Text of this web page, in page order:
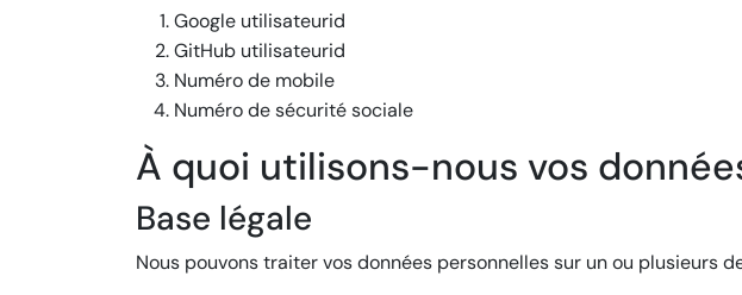
Google utilisateurid
GitHub utilisateurid
Numéro de mobile
Numéro de sécurité sociale
À quoi utilisons-nous vos
Base légale
Nous pouvons traiter vos données personnelles sur un ou plusieurs